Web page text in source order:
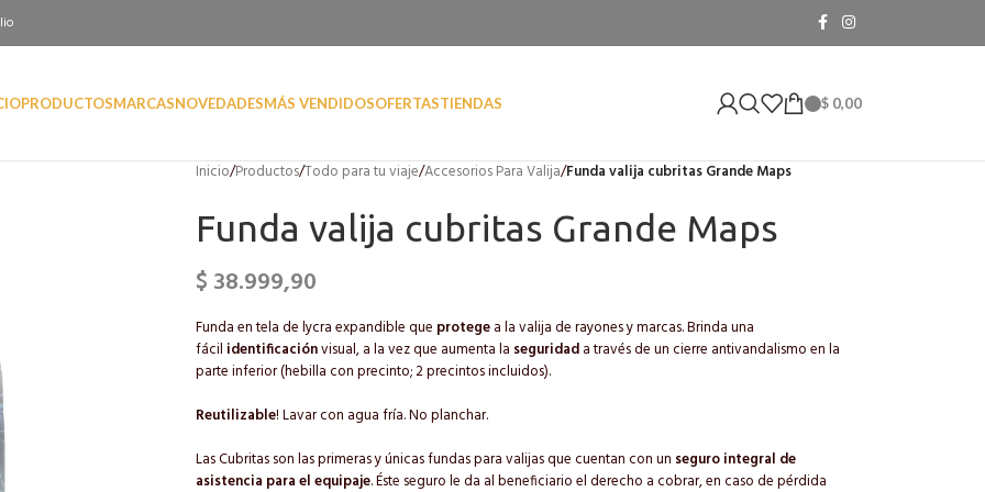
PRODUCTOSMARCASNOVEDADESMÁS VENDIDOSOFERTASTIENDAS $ 0,00
Inicio/Productos/Todo para tu viaje/Accesorios Para Valija/Funda valija cubritas Grande Maps
Funda valija cubritas Grande Maps
$ 38.999,90
Funda en tela de lycra expandible que protegea la valija de rayones y marcas. Brinda una
fácil identificaciónvisual, a la vez que aumenta la seguridada través de un cierre antivandalismo en la
parte inferior (hebilla con precinto; 2 precintos incluidos).
Reutilizable! Lavar con agua fría. No planchar.
Las Cubritas son las primeras y únicas fundas para valijas que cuentan con un seguro integral de
asistencia para el equipaje. Éste seguro le da al beneficiario el derecho a cobrar, en caso de pérdida